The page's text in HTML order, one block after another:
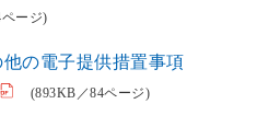
ージ)
の電子提供措置事項
(893KB／84ページ)